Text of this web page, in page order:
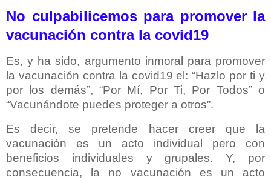
No culpabilicemos para promover la
vacunación contra la covid19
Es, y ha sido, argumento inmoral para promover
la vacunación contra la covid19 el: “Hazlo por ti y
por los demás”, “Por Mí, Por Ti, Por Todos” o
“Vacunándote puedes proteger a otros”.
Es decir, se pretende hacer creer que la
vacunación es un acto individual pero con
beneficios individuales y grupales. Y, por
consecuencia, la no vacunación es un acto